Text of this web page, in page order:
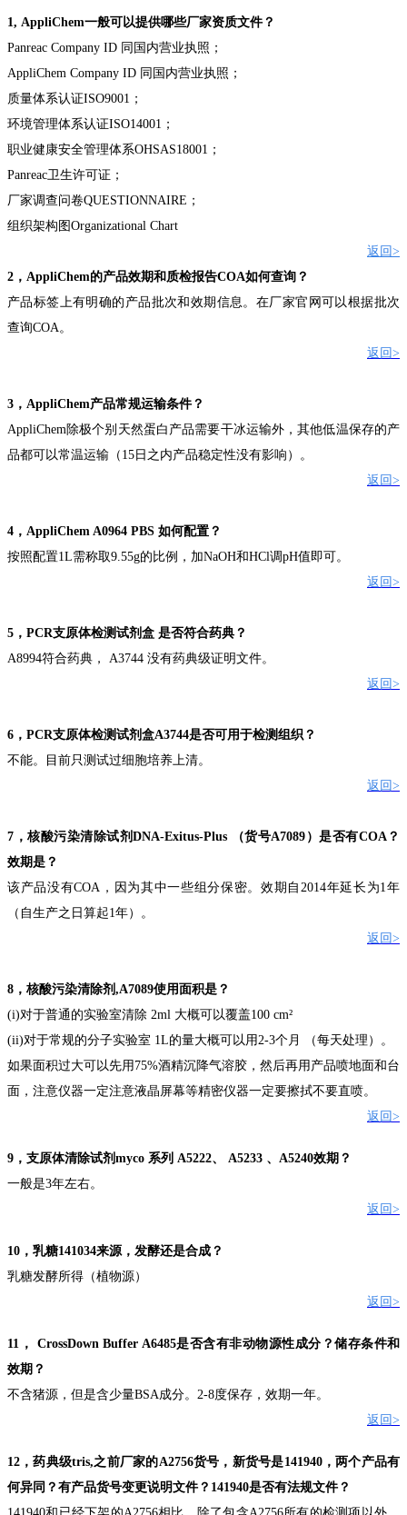
1, AppliChem一般可以提供哪些厂家资质文件？
Panreac Company ID 同国内营业执照 ；
AppliChem Company ID 同国内营业执照 ；
质量体系认证ISO9001 ；
环境管理体系认证ISO14001 ；
职业健康安全管理体系OHSAS18001 ；
Panreac卫生许可证 ；
厂家调查问卷QUESTIONNAIRE ；
组织架构图 Organizational Chart
返回>
2 ， AppliChem的产品效期和质检报告COA如何查询？
产品标签上有明确的产品批次和效期信息。在厂家官网可以根据批次
查询COA。
返回>
3 ， AppliChem产品常规运输条件？
AppliChem除极个别天然蛋白产品需要干冰运输外，其他低温保存的产
品都可以常温运输（15日之内产品稳定性没有影响） 。
返回>
4 ， AppliChem A0964 PBS 如何配置？
按照配置1L需称取9.55g的比例，加NaOH和HCl调pH值即可。
返回>
5 ， PCR支原体检测试剂盒 是否符合药典？
A8994符合药典 ， A3744 没有药典级证明文件。
返回>
6 ， PCR支原体检测试剂盒A3744是否可用于检测组织？
不能。目前只测试过细胞培养上清。
返回>
7 ，核酸污染清除试剂 DNA-Exitus-Plus （货号A7089 ） 是否有COA？
效期是？
该产品没有COA ，因为其中一些组分保密。效期自2014年延长为1年
（自生产之日算起1年） 。
返回>
8 ，核酸污染清除剂 ,A7089使用面积是？
(i)对于普通的实验室清除 2ml 大概可以覆盖100 cm²
(ii)对于常规的分子实验室 1L的量大概可以用2-3个月 （每天处理） 。
如果面积过大可以先用 75%酒精沉降气溶胶，然后再用产品喷地面和台
面 ，注意仪器一定注意液晶屏幕等精密仪器一定要擦拭不要直喷。
返回>
9 ，支原体清除试剂 myco 系列 A5222、 A5233 、 A5240效期？
一般是3年左右。
返回>
10 ，乳糖141034来源，发酵还是合成？
乳糖发酵所得（植物源）
返回>
11 ， CrossDown Buffer A6485是否含有非动物源性成分？ 储存条件和
效期 ？
不含猪源，但是含少量BSA成分。 2-8度保存，效期一年。
返回>
12 ，药典级tris,之前厂家的A2756货号，新货号是141940，两个产品有
何异同？有产品货号变更说明文件？ 141940是否有法规文件？